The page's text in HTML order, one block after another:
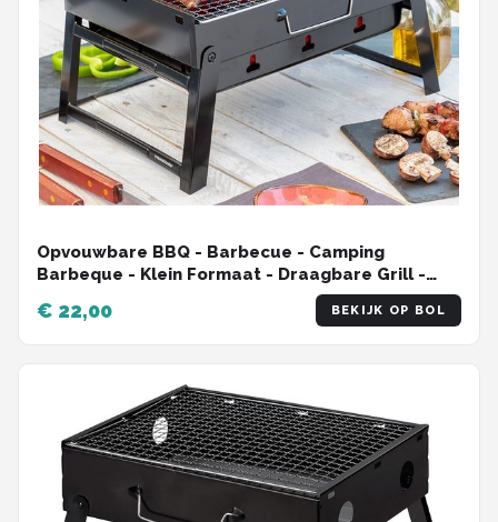
Opvouwbare BBQ - Barbecue - Camping
Barbeque - Klein Formaat - Draagbare Grill -
Tafel Grill - Inklapbaar - Strand, Park
€ 22,00 BEKIJK OP BOL